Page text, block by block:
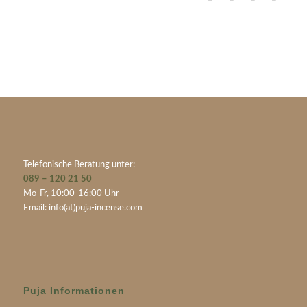
Telefonische Beratung unter:
089 – 120 21 50
Mo-Fr, 10:00-16:00 Uhr
Email: info(at)puja-incense.com
Puja Informationen